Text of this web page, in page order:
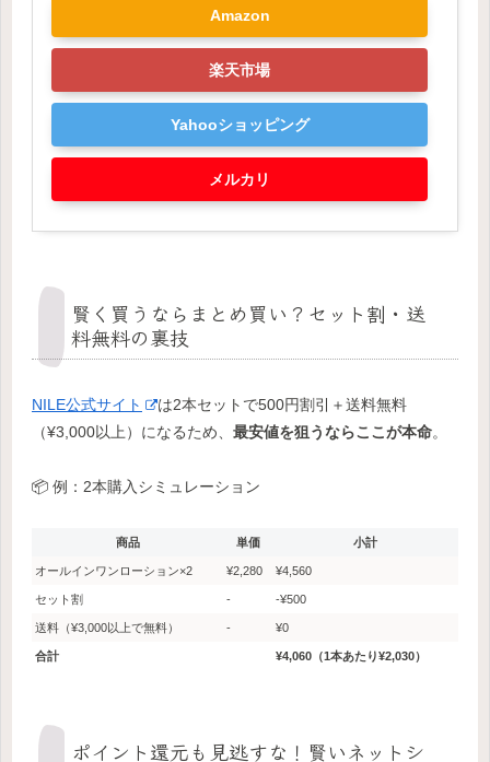
Amazon
楽天市場
Yahooショッピング
メルカリ
賢く買うならまとめ買い？セット割・送
料無料の裏技
NILE公式サイト
は2本セットで500円割引＋送料無料
（¥3,000以上）になるため、 最安値を狙うならここが本命。
📦 例：2本購入シミュレーション
商品 単価 小計
オールインワンローション×2 ¥2,280 ¥4,560
セット割 - -¥500
送料（¥3,000以上で無料） - ¥0
合計 ¥4,060（1本あたり¥2,030）
ポイント還元も見逃すな！賢いネットシ